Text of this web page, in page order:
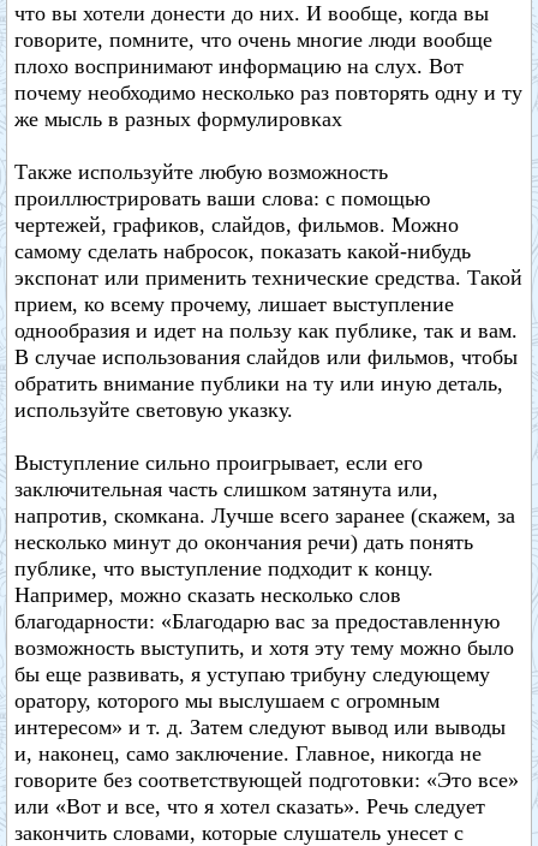
что вы хотели донести до них. И вообще, когда вы
говорите, помните, что очень многие люди вообще
плохо воспринимают информацию на слух. Вот
почему необходимо несколько раз повторять одну и ту
же мысль в разных формулировках
Также используйте любую возможность
проиллюстрировать ваши слова: с помощью
чертежей, графиков, слайдов, фильмов. Можно
самому сделать набросок, показать какой-нибудь
экспонат или применить технические средства. Такой
прием, ко всему прочему, лишает выступление
однообразия и идет на пользу как публике, так и вам.
В случае использования слайдов или фильмов, чтобы
обратить внимание публики на ту или иную деталь,
используйте световую указку.
Выступление сильно проигрывает, если его
заключительная часть слишком затянута или,
напротив, скомкана. Лучше всего заранее (скажем, за
несколько минут до окончания речи) дать понять
публике, что выступление подходит к концу.
Например, можно сказать несколько слов
благодарности: «Благодарю вас за предоставленную
возможность выступить, и хотя эту тему можно было
бы еще развивать, я уступаю трибуну следующему
оратору, которого мы выслушаем с огромным
интересом» и т. д. Затем следуют вывод или выводы
и, наконец, само заключение. Главное, никогда не
говорите без соответствующей подготовки: «Это все»
или «Вот и все, что я хотел сказать». Речь следует
закончить словами, которые слушатель унесет с